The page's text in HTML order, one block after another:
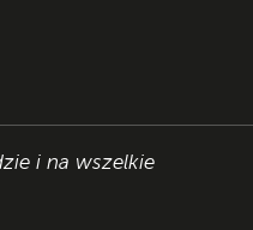
i na wszelkie